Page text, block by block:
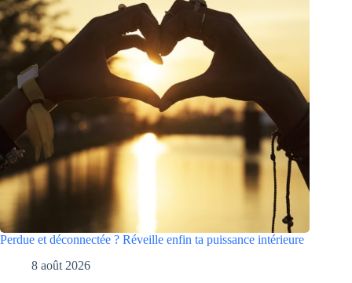
Perdue et déconnectée ? Réveille enfin ta puissance intérieure
8 août 2026